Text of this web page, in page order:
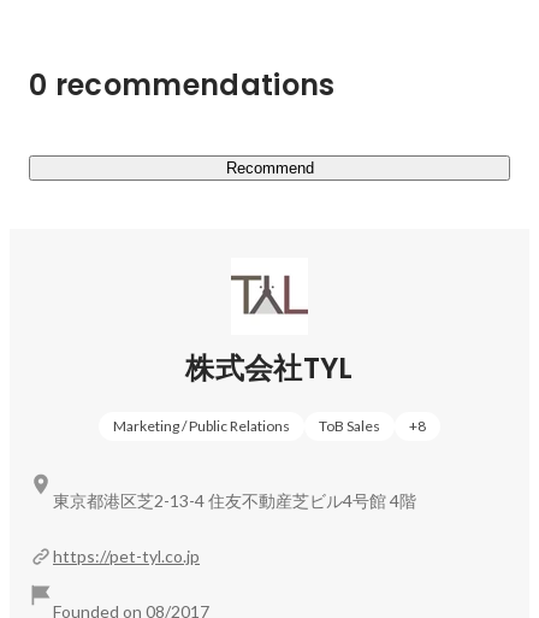
・動物ペット業界に専門特化した求人サイト「アニマルジ
ョブ」
ブフェスタ」
・動物病院専門の採用サイト制作サービス「アニプロ」
コメンドサービス「Vet‘s Survey」
い主様に、ご自宅で安心な診察・治療を提供する往診専門
動物病院「アニホック」
療サービス「ペットオンラインコンシェルジュ」
0 recommendations
Recommend
株式会社TYL
Marketing / Public Relations ToB Sales +8
https://pet-tyl.co.jp
Founded on 08/2017
東京都港区芝2-13-4 住友不動産芝ビル4号館 4階